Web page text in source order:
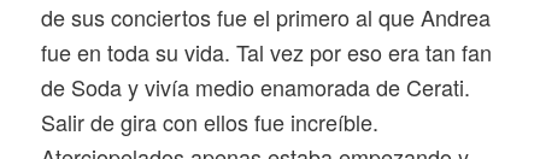
de sus conciertos fue el primero al que Andrea
fue en toda su vida. Tal vez por eso era tan fan
de Soda y vivía medio enamorada de Cerati.
Salir de gira con ellos fue increíble.